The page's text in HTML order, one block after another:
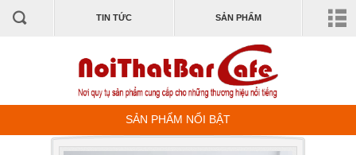
TIN TỨC SẢN PHẨM
SẢN PHẨM NỔI BẬT